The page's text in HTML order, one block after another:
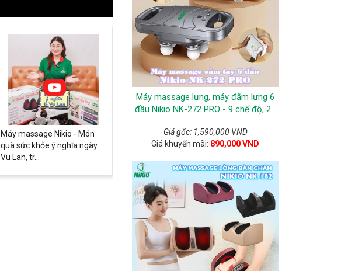
Máy massage Nikio - Món
quà sức khỏe ý nghĩa ngày
Vu Lan, tr...
Máy massage lưng, máy đấm lưng 6
đầu Nikio NK-272 PRO - 9 chế độ, 20
Giá gốc: 1,590,000 VND
Giá khuyến mãi: 890,000 VND